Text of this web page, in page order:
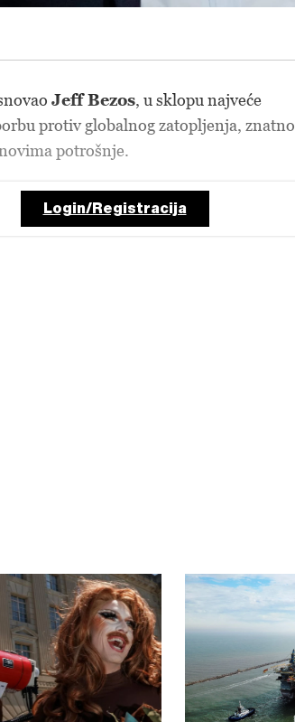
Jeff Bezos, u sklopu najveće
protiv globalnog zatopljenja, znatno
potrošnje.
Login/Registracija